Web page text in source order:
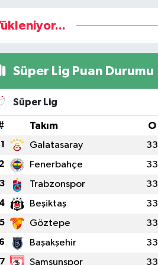
Süper Lig Puan Durumu
Süper Lig
Takım O
1 Galatasaray 33
Fenerbahçe 33
3 Trabzonspor 33
Beşiktaş 33
5 Göztepe 33
Başakşehir 33
7 Samsunspor 33